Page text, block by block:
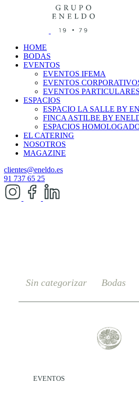
HOME
BODAS
EVENTOS
EVENTOS IFEMA
EVENTOS
EVENTOS PARTICULARES
ESPACIOS
ESPACIO LA SALLE BY
FINCA ASTILBE BY
ESPACIOS
EL CATERING
NOSOTROS
MAGAZINE
clientes@eneldo.es
91 737 65 25
Sin categorizar Bodas
EVENTOS